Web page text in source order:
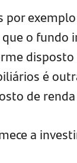
o fundo
é
de
a